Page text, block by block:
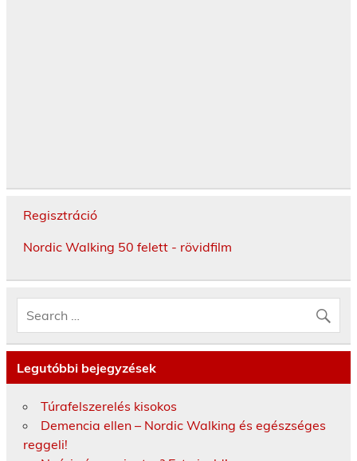
Regisztráció
Nordic Walking 50 felett - rövidfilm
Legutóbbi bejegyzések
Túrafelszerelés kisokos
Demencia ellen – Nordic Walking és egészséges
reggeli!